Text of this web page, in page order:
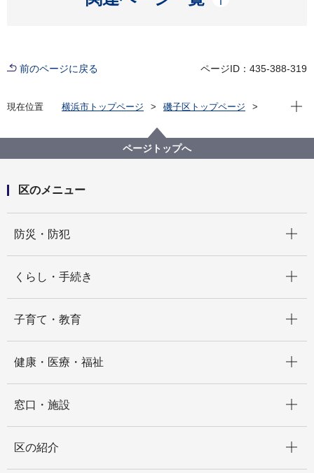
前のページに戻る ページID：435-388-319
現在位置 横浜市トップページ
磯子区トップページ
ISOGOフォトニュース
第60回杉田地区大会健民祭が開催されました！
現在
ページトップへ
区のメニュー
防災・防犯
くらし・手続き
子育て・教育
健康・医療・福祉
窓口・施設
区の紹介